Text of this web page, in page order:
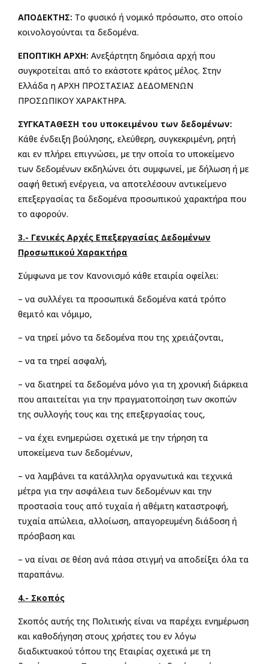
ΑΠΟΔΕΚΤΗΣ: Το φυσικό ή νομικό πρόσωπο, στο οποίο
κοινολογούνται τα δεδομένα.
ΕΠΟΠΤΙΚΗ ΑΡΧΗ: Ανεξάρτητη δημόσια αρχή που
συγκροτείται από το εκάστοτε κράτος μέλος. Στην
Ελλάδα η ΑΡΧΗ ΠΡΟΣΤΑΣΙΑΣ ΔΕΔΟΜΕΝΩΝ
ΠΡΟΣΩΠΙΚΟΥ ΧΑΡΑΚΤΗΡΑ.
ΣΥΓΚΑΤΑΘΕΣΗ του υποκειμένου των δεδομένων:
Κάθε ένδειξη βούλησης, ελεύθερη, συγκεκριμένη, ρητή
και εν πλήρει επιγνώσει, με την οποία το υποκείμενο
των δεδομένων εκδηλώνει ότι συμφωνεί, με δήλωση ή με
σαφή θετική ενέργεια, να αποτελέσουν αντικείμενο
επεξεργασίας τα δεδομένα προσωπικού χαρακτήρα που
το αφορούν.
3.- Γενικές Αρχές Επεξεργασίας Δεδομένων
Προσωπικού Χαρακτήρα
Σύμφωνα με τον Κανονισμό κάθε εταιρία οφείλει:
– να συλλέγει τα προσωπικά δεδομένα κατά τρόπο
θεμιτό και νόμιμο,
– να τηρεί μόνο τα δεδομένα που της χρειάζονται,
– να τα τηρεί ασφαλή,
– να διατηρεί τα δεδομένα μόνο για τη χρονική διάρκεια
που απαιτείται για την πραγματοποίηση των σκοπών
της συλλογής τους και της επεξεργασίας τους,
– να έχει ενημερώσει σχετικά με την τήρηση τα
υποκείμενα των δεδομένων,
– να λαμβάνει τα κατάλληλα οργανωτικά και τεχνικά
μέτρα για την ασφάλεια των δεδομένων και την
προστασία τους από τυχαία ή αθέμιτη καταστροφή,
τυχαία απώλεια, αλλοίωση, απαγορευμένη διάδοση ή
πρόσβαση και
– να είναι σε θέση ανά πάσα στιγμή να αποδείξει όλα τα
παραπάνω.
4.- Σκοπός
Σκοπός αυτής της Πολιτικής είναι να παρέχει ενημέρωση
και καθοδήγηση στους χρήστες του εν λόγω
διαδικτυακού τόπου της Εταιρίας σχετικά με τη